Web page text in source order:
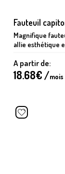
Fauteuil
Magnifique
allie esthétique
A partir de:
18.68€ /mois